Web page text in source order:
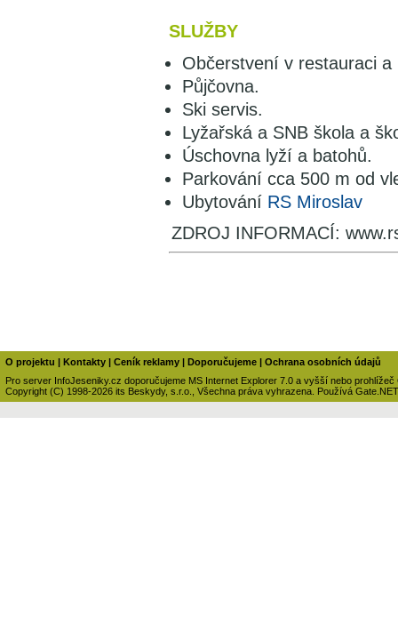
SLUŽBY
Občerstvení v restauraci
Půjčovna.
Ski servis.
Lyžařská a SNB škola a
Úschovna lyží a batohů.
Parkování cca 500 m od
Ubytování RS Miroslav
ZDROJ INFORMACÍ:
O projektu | Kontakty | Ceník reklamy | Doporučujeme | Ochrana osobních údajů
Pro server InfoJeseniky.cz doporučujeme MS Internet Explorer 7.0 a vyšší nebo prohlížeč
Copyright (C) 1998-2026 its Beskydy, s.r.o., Všechna práva vyhrazena. Používá